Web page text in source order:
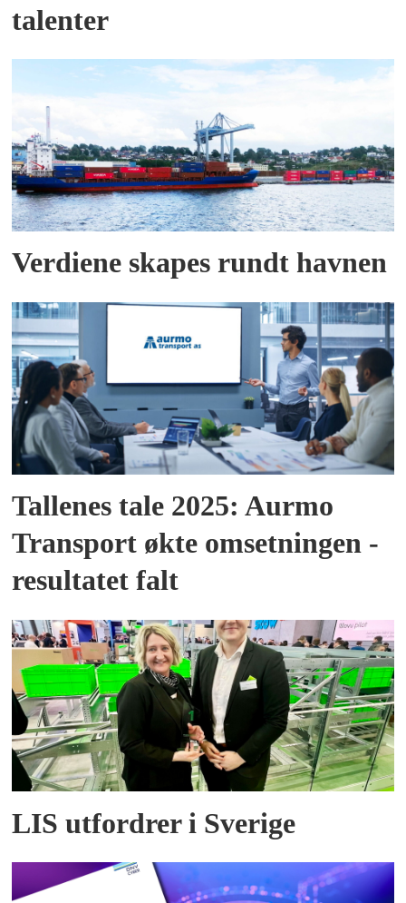
talenter
Verdiene skapes rundt havnen
Tallenes tale 2025: Aurmo
Transport økte omsetningen -
resultatet falt
LIS utfordrer i Sverige